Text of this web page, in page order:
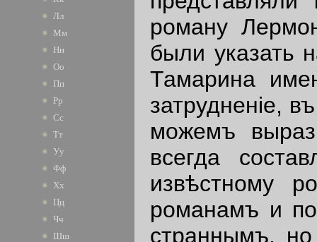
Лл
Мм
Нн
Оо
Пп
Рр
Сс
Тт
Уу
Фф
Хх
Цц
Чч
Шш
роману
были указать
Тамарина
затрудненiе,
можемъ
всегда
извѣстному
романамъ и
страннымъ,